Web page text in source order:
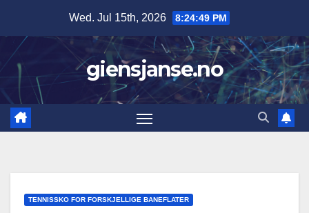
content
Wed. Jul 15th, 2026 8:24:50 PM
giensjanse.no
TENNISSKO FOR FORSKJELLIGE BANEFLATER